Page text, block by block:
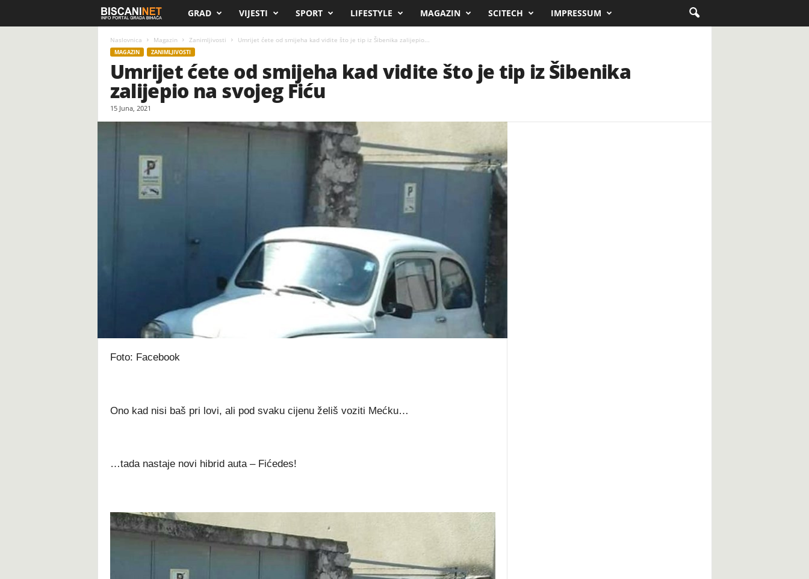
s
c
GRAD VIJESTI SPORT LIFESTYLE MAGAZIN SCITECH IMPRESSUM
Naslovnica Magazin Zanimljivosti Umrijet ćete od smijeha kad vidite što je tip iz Šibenika zalijepio...
MAGAZIN ZANIMLJIVOSTI
Umrijet ćete od smijeha kad vidite što je tip iz Šibenika
zalijepio na svojeg Fiću
15 Juna, 2021
Foto: Facebook
Ono kad nisi baš pri lovi, ali pod svaku cijenu želiš voziti Mećku…
…tada nastaje novi hibrid auta – Fićedes!